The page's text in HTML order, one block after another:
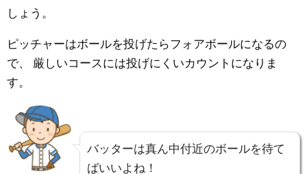
しょう。
ピッチャーはボールを投げたらフォアボールになるの
で、
厳しいコースには投げにくいカウントになりま
す。
バッターは真ん中付近のボールを待て
ばいいよね！